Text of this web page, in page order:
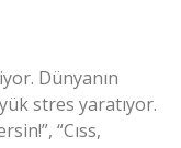
Dünyanın
stres yaratıyor.
“Cıss,